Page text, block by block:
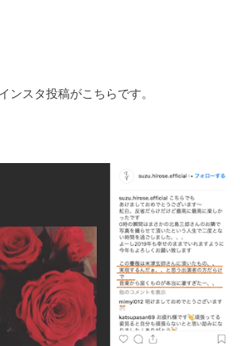
ンスタ投稿がこちらです。